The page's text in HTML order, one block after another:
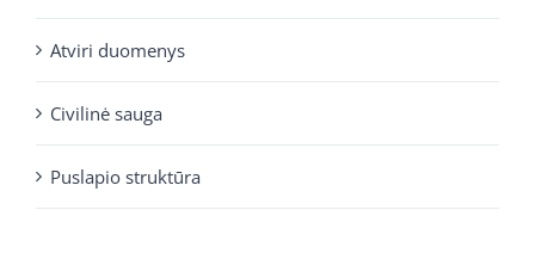
Atviri duomenys
Civilinė sauga
Puslapio struktūra